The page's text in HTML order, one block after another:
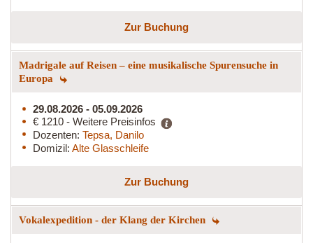
Zur Buchung
Madrigale auf Reisen – eine musikalische Spurensuche in
Europa
29.08.2026 - 05.09.2026
€ 1210 - Weitere Preisinfos
Dozenten: Tepsa, Danilo
Domizil: Alte Glasschleife
Zur Buchung
Vokalexpedition - der Klang der Kirchen